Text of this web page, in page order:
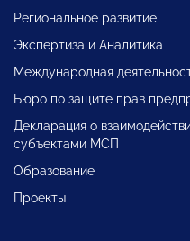
Региональное развитие
Экспертиза и Аналитика
Международная
Бюро по защите прав
Декларация о
субъектами МСП
Образование
Проекты